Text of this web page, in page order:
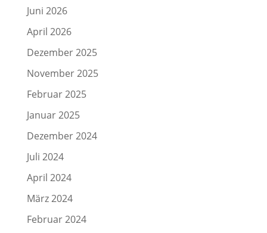
Juni 2026
April 2026
Dezember 2025
November 2025
Februar 2025
Januar 2025
Dezember 2024
Juli 2024
April 2024
März 2024
Februar 2024